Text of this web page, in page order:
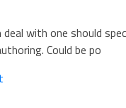
with one should
Could be po